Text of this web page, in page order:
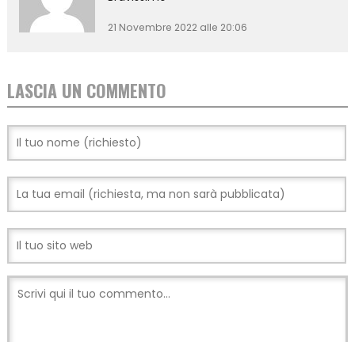
21 Novembre 2022 alle 20:06
LASCIA UN COMMENTO